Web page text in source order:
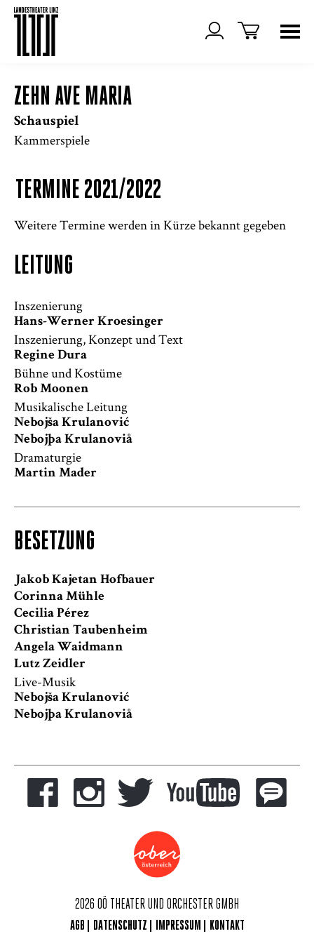
ZEHN AVE MARIA
Schauspiel
Kammerspiele
TERMINE 2021/2022
Weitere Termine werden in Kürze bekannt gegeben
LEITUNG
Inszenierung
Hans-Werner Kroesinger
Inszenierung, Konzept und Text
Regine Dura
Bühne und Kostüme
Rob Moonen
Musikalische Leitung
Nebojša Krulanović
Nebojþa Krulanoviå
Dramaturgie
Martin Mader
BESETZUNG
Jakob Kajetan Hofbauer
Corinna Mühle
Cecilia Pérez
Christian Taubenheim
Angela Waidmann
Lutz Zeidler
Live-Musik
Nebojša Krulanović
Nebojþa Krulanoviå
2026 OÖ THEATER UND ORCHESTER GMBH
AGB DATENSCHUTZ IMPRESSUM KONTAKT